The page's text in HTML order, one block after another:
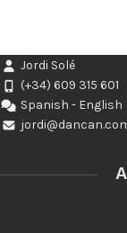
Jordi Solé
(+34) 609 315 601
Spanish - English